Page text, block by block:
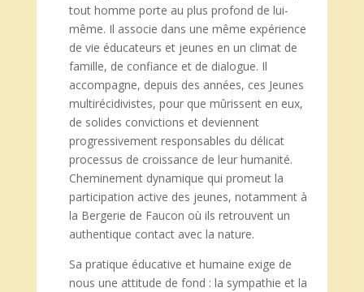
tout homme porte au plus profond de lui-
même. Il associe dans une même expérience
de vie éducateurs et jeunes en un climat de
famille, de confiance et de dialogue. Il
accompagne, depuis des années, ces Jeunes
multirécidivistes, pour que mûrissent en eux,
de solides convictions et deviennent
progressivement responsables du délicat
processus de croissance de leur humanité.
Cheminement dynamique qui promeut la
participation active des jeunes, notamment à
la Bergerie de Faucon où ils retrouvent un
authentique contact avec la nature.
Sa pratique éducative et humaine exige de
nous une attitude de fond : la sympathie et la